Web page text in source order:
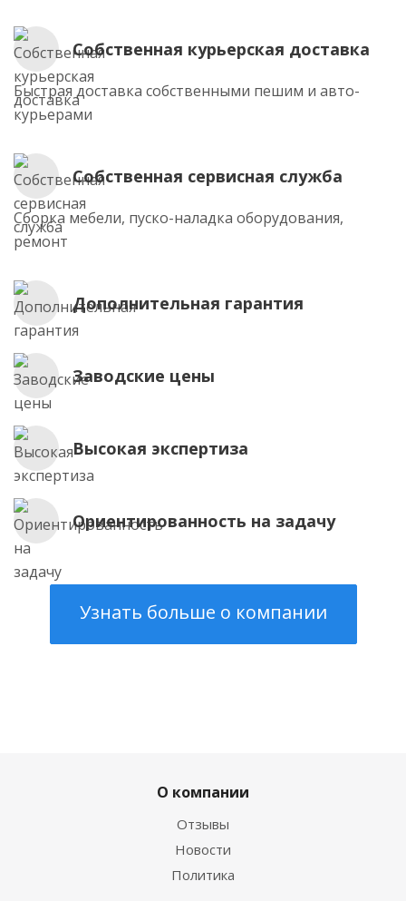
Собственная курьерская доставка
Быстрая доставка собственными пешим и авто-
курьерами
Собственная сервисная служба
Сборка мебели, пуско-наладка оборудования,
ремонт
Дополнительная гарантия
Заводские цены
Высокая экспертиза
Ориентированность на задачу
Узнать больше о компании
О компании
Отзывы
Новости
Политика